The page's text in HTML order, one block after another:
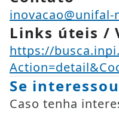
Links úteis /
https://
Se
Caso tenha